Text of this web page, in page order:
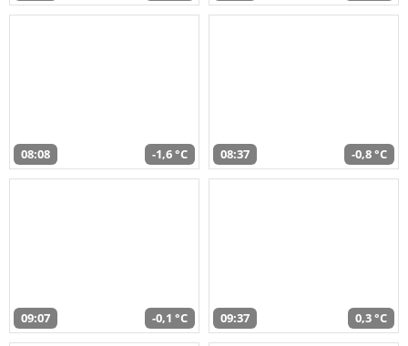
08:08 -1,6 °C 08:37 -0,8 °C
09:07 -0,1 °C 09:37 0,3 °C